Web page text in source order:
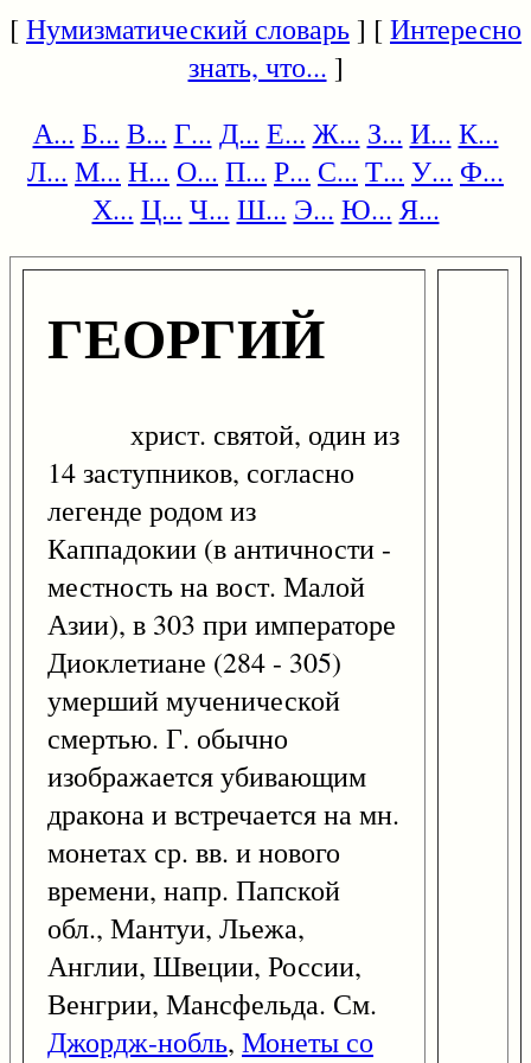
[Нумизматический словарь] [Интересно
знать, что... ]
А... Б... В... Г... Д... Е... Ж... З... И... К...
Л... М... Н... О... П... Р... С... Т... У... Ф...
Х... Ц... Ч... Ш... Э... Ю... Я...
ГЕОРГИЙ
христ. святой, один из
14 заступников, согласно
легенде родом из
Каппадокии (в античности -
местность на вост. Малой
Азии), в 303 при императоре
Диоклетиане (284 - 305)
умерший мученической
смертью. Г. обычно
изображается убивающим
дракона и встречается на мн.
монетах ср. вв. и нового
времени, напр. Папской
обл., Мантуи, Льежа,
Англии, Швеции, России,
Венгрии, Мансфельда. См.
Джордж-нобль, Монеты со